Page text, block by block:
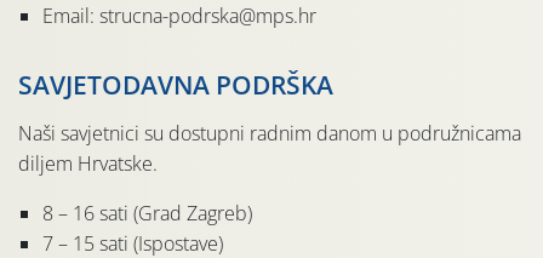
Email: strucna-podrska@mps.hr
SAVJETODAVNA PODRŠKA
Naši savjetnici su dostupni radnim danom u podružnicama
diljem Hrvatske.
8 – 16 sati (Grad Zagreb)
7 – 15 sati (Ispostave)